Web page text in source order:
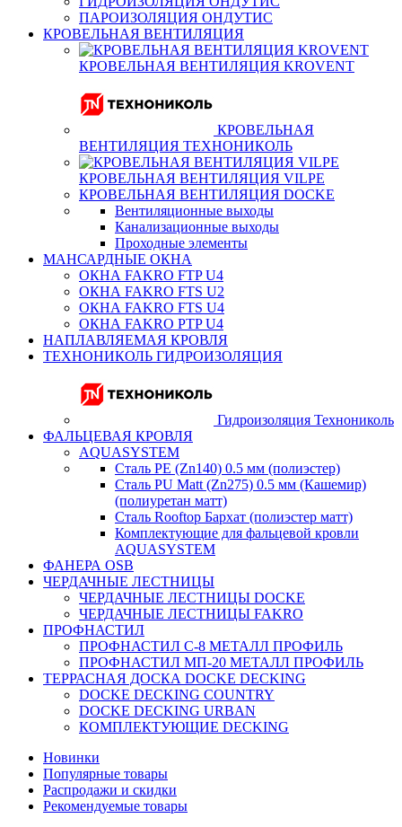
ПАРОИЗОЛЯЦИЯ ОНДУТИС
КРОВЕЛЬНАЯ ВЕНТИЛЯЦИЯ
КРОВЕЛЬНАЯ ВЕНТИЛЯЦИЯ KROVENT
КРОВЕЛЬНАЯ
ВЕНТИЛЯЦИЯ ТЕХНОНИКОЛЬ
КРОВЕЛЬНАЯ ВЕНТИЛЯЦИЯ VILPE
КРОВЕЛЬНАЯ ВЕНТИЛЯЦИЯ DOCKE
Вентиляционные выходы
Канализационные выходы
Проходные элементы
МАНСАРДНЫЕ ОКНА
ОКНА FAKRO FTP U4
ОКНА FAKRO FTS U2
ОКНА FAKRO FTS U4
ОКНА FAKRO PTP U4
НАПЛАВЛЯЕМАЯ КРОВЛЯ
ТЕХНОНИКОЛЬ ГИДРОИЗОЛЯЦИЯ
Гидроизоляция Технониколь
ФАЛЬЦЕВАЯ КРОВЛЯ
AQUASYSTEM
Сталь PE (Zn140) 0.5 мм (полиэстер)
Сталь PU Matt (Zn275) 0.5 мм (Кашемир)
(полиуретан матт)
Сталь Rooftop Бархат (полиэстер матт)
Комплектующие для фальцевой кровли
AQUASYSTEM
ФАНЕРА OSB
ЧЕРДАЧНЫЕ ЛЕСТНИЦЫ
ЧЕРДАЧНЫЕ ЛЕСТНИЦЫ DOCKE
ЧЕРДАЧНЫЕ ЛЕСТНИЦЫ FAKRO
ПРОФНАСТИЛ
ПРОФНАСТИЛ C-8 МЕТАЛЛ ПРОФИЛЬ
ПРОФНАСТИЛ МП-20 МЕТАЛЛ ПРОФИЛЬ
ТЕРРАСНАЯ ДОСКА DOCKE DECKING
DOCKE DECKING COUNTRY
DOCKE DECKING URBAN
КОМПЛЕКТУЮЩИЕ DECKING
Новинки
Популярные товары
Распродажи и скидки
Рекомендуемые товары